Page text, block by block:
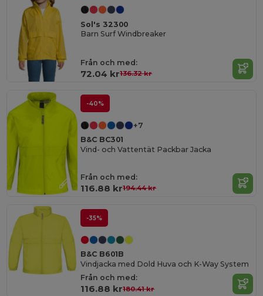
Sol's 32300
Barn Surf Windbreaker
Från och med:
72.04 kr136.32 kr
-40%
+7
B&C BC301
Vind- och Vattentät Packbar Jacka
Från och med:
116.88 kr194.44 kr
-35%
B&C B601B
Vindjacka med Dold Huva och K-Way System
Från och med:
116.88 kr180.41 kr